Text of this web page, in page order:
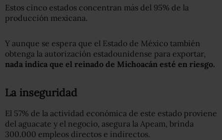
Estos cinco estados concentran más del 95% de la
producción mexicana.
Y aunque se espera que el Estado de México también
obtenga la autorización estadounidense para exportar,
nada indica que el reinado de Michoacán esté en riesgo.
La inseguridad
El 57% de la actividad económica de este estado proviene
del aguacate y el negocio, asegura la Apeam, brinda
300.000 empleos directos e indirectos.